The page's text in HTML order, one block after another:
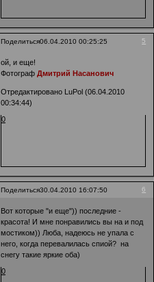
Поделиться 5
06.04.2010 00:25:25
ой, и еще!
ФотографДмитрий Насанович
Отредактировано LuPol (06.04.2010
00:34:44)
0
Поделиться 6
30.04.2010 16:07:50
Вот которые "и еще")) последние -
красота! И мне понравились вы на и под
мостиком)) Люба, надеюсь не упала с
него, когда перевалилась спиой? на
снегу такие яркие оба)
0